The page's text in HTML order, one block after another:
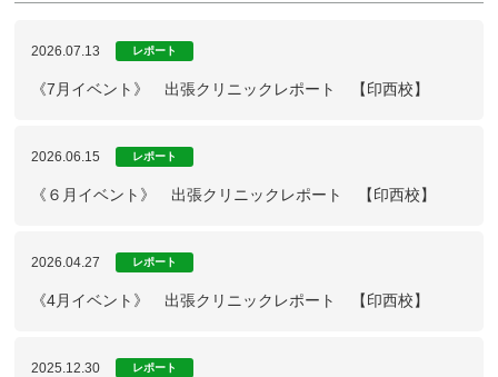
2026.07.13 レポート
《7月イベント》 出張クリニックレポート 【印西校】
2026.06.15 レポート
《６月イベント》 出張クリニックレポート 【印西校】
2026.04.27 レポート
《4月イベント》 出張クリニックレポート 【印西校】
2025.12.30 レポート